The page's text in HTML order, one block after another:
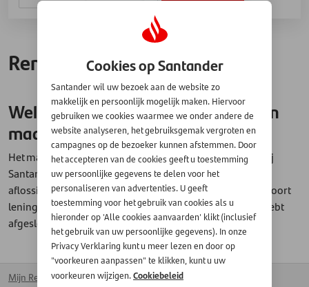
Rente
Welke invloed heeft de rente op mijn
maandbedrag?
Het maandbedrag dat u betaalt voor uw lening bestaat bij
Santander Consumer Finance uit twee delen: rente en
aflossing. De rente voor uw lening is afhankelijk van de soort
lening, het leenbedrag en de looptijd van de lening die hebt
afgesloten.
Mijn Rekening
Kantoren
Cookies op Santander
Santander wil uw bezoek aan de website zo
makkelijk en persoonlijk mogelijk maken. Hiervoor
gebruiken we cookies waarmee we onder andere de
website analyseren, het gebruiksgemak vergroten en
campagnes op de bezoeker kunnen afstemmen. Door
het accepteren van de cookies geeft u toestemming
uw persoonlijke gegevens te delen voor het
personaliseren van advertenties. U geeft
toestemming voor het gebruik van cookies als u
hieronder op 'Alle cookies aanvaarden' klikt (inclusief
het gebruik van uw persoonlijke gegevens). In onze
Privacy Verklaring kunt u meer lezen en door op
"voorkeuren aanpassen" te klikken, kunt u uw
voorkeuren wijzigen.Cookiebeleid